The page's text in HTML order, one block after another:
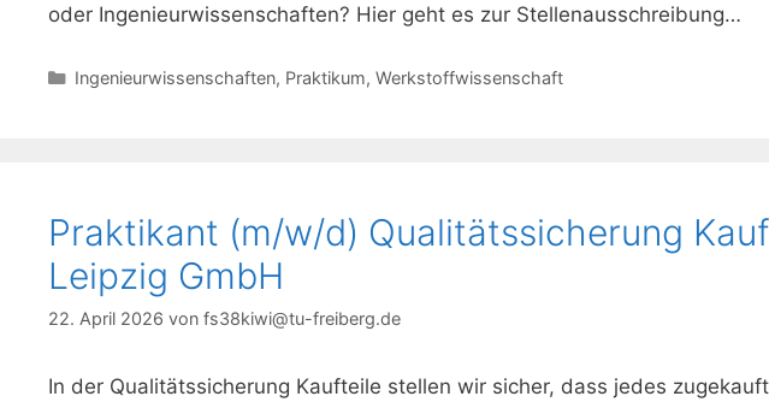
oder Ingenieurwissenschaften? Hier geht es zur Stellenausschreibung…
Kategorien
Ingenieurwissenschaften, Praktikum, Werkstoffwissenschaft
Praktikant (m/w/d) Qualitätssicherung
Leipzig GmbH
22. April 2026 von fs38kiwi@tu-freiberg.de
In der Qualitätssicherung Kaufteile stellen wir sicher, dass jedes